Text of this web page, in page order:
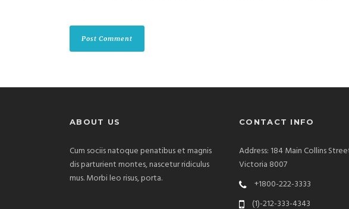
ABOUT US
Cum sociis natoque penatibus et magnis
dis parturient montes, nascetur ridiculus
mus. Morbi leo risus, porta.
CONTACT INFO
Address: 184 Main Collins
Victoria 8007
+1800-222-3333
(1)-212-333-4343